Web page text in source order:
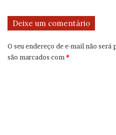
Deixe um comentário
O seu endereço de e-mail não será
são marcados com *